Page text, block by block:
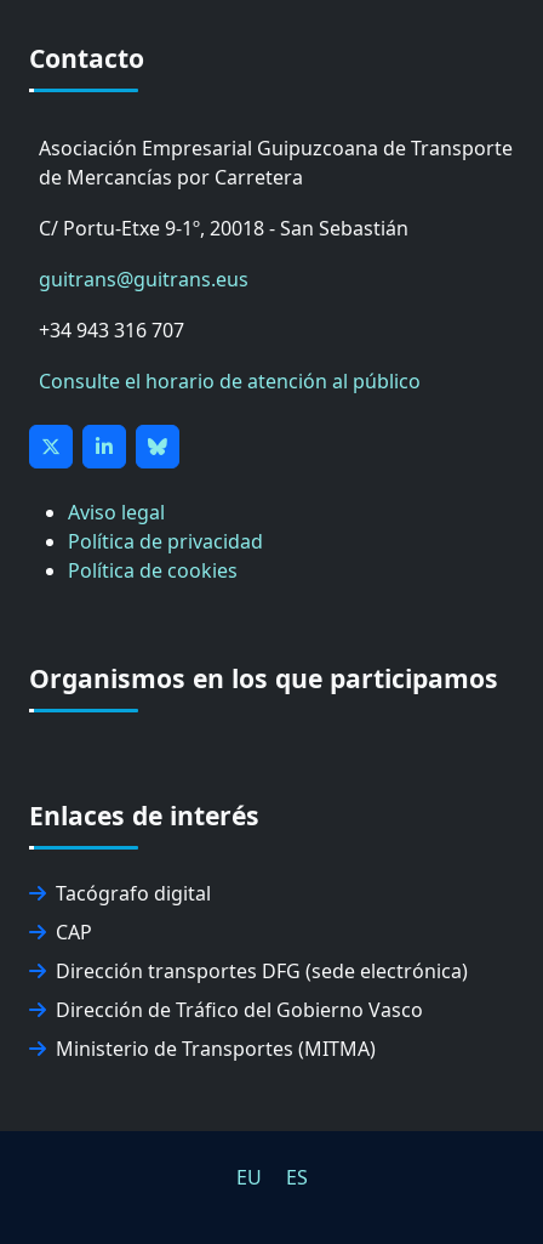
Contacto
Asociación Empresarial Guipuzcoana de Transporte
de Mercancías por Carretera
C/ Portu-Etxe 9-1º, 20018 - San Sebastián
guitrans@guitrans.eus
+34 943 316 707
Consulte el horario de atención al público
Aviso legal
Política de privacidad
Política de cookies
Organismos en los que participamos
Enlaces de interés
Tacógrafo digital
CAP
Dirección transportes DFG (sede electrónica)
Dirección de Tráfico del Gobierno Vasco
Ministerio de Transportes (MITMA)
EU ES